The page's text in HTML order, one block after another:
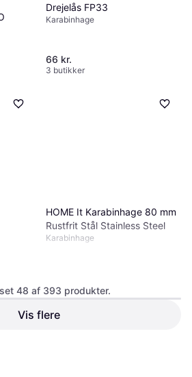
Drejelås FP33
Karabinhage
66 kr.
3 butikker
HOME It Karabinhage 80 mm
Rustfrit Stål Stainless Steel
Karabinhage
48 af 393 produkter.
Vis flere